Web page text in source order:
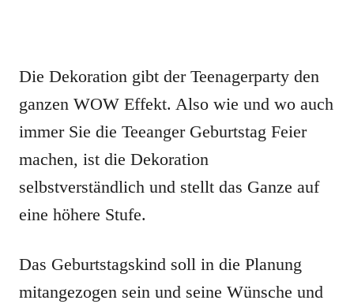
Die Dekoration gibt der Teenagerparty den
ganzen WOW Effekt. Also wie und wo auch
immer Sie die Teeanger Geburtstag Feier
machen, ist die Dekoration
selbstverständlich und stellt das Ganze auf
eine höhere Stufe.
Das Geburtstagskind soll in die Planung
mitangezogen sein und seine Wünsche und